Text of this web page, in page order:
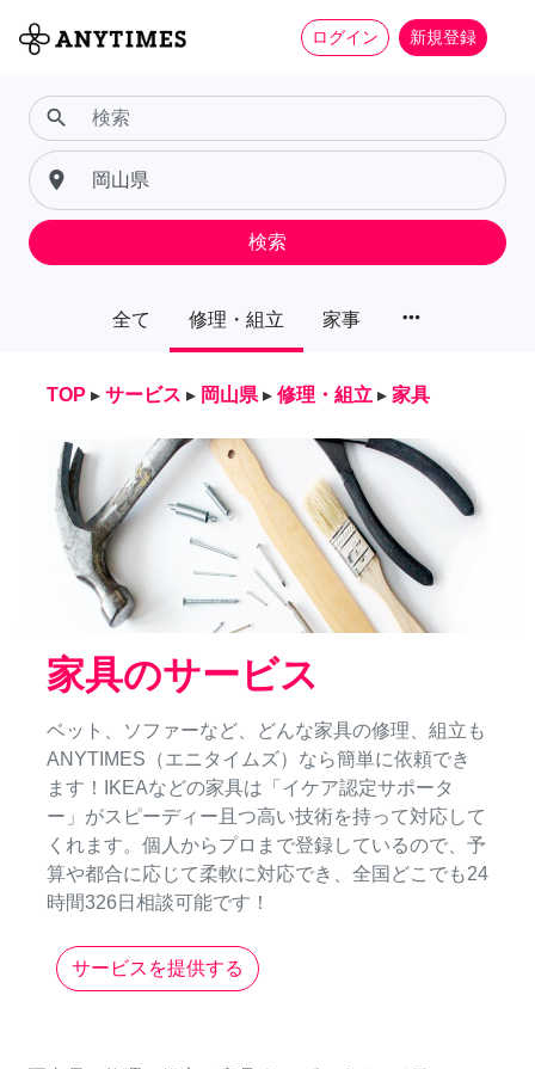
ログイン 新規登録
全て 修理・組立 家事 more_horiz
search
place
検索
TOP ▸ サービス ▸ 岡山県 ▸ 修理・組立 ▸ 家具
家具のサービス
ベット、ソファーなど、どんな家具の修理、組立も
ANYTIMES（エニタイムズ）なら簡単に依頼でき
ます！IKEAなどの家具は「イケア認定サポータ
ー」がスピーディー且つ高い技術を持って対応して
くれます。個人からプロまで登録しているので、予
算や都合に応じて柔軟に対応でき、全国どこでも24
時間326日相談可能です！
サービスを提供する